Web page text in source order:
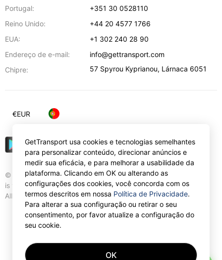
Portugal:
+351 30 0528110
Reino Unido:
+44 20 4577 1766
EUA:
+1 302 240 28 90
Endereço de e-mail:
info@gettransport.com
Chipre:
57 Spyrou Kyprianou, Lárnaca 6051
© Gettransport International Limited. GetTransport®
is trademark of Gettransport International Limited.
All rights reserved.
€EUR
GetTransport usa cookies e tecnologias semelhantes
para personalizar conteúdo, direcionar anúncios e
medir sua eficácia, e para melhorar a usabilidade da
plataforma. Clicando em OK ou alterando as
configurações dos cookies, você concorda com os
termos descritos em nossa Política de Privacidade.
Para alterar a sua configuração ou retirar o seu
consentimento, por favor atualize a configuração do
seu cookie.
OK